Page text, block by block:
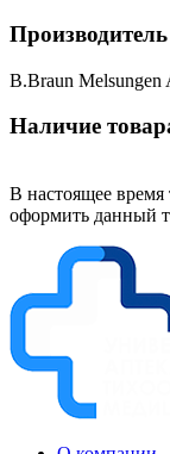
Производитель
B.Braun Melsungen
Наличие
В настоящее
оформить данный